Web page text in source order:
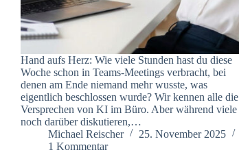
Hand aufs Herz: Wie viele Stunden hast du diese
Woche schon in Teams-Meetings verbracht, bei
denen am Ende niemand mehr wusste, was
eigentlich beschlossen wurde? Wir kennen alle die
Versprechen von KI im Büro. Aber während viele
noch darüber diskutieren,…
Michael Reischer
25. November 2025
1 Kommentar